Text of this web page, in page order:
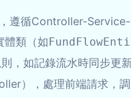
遵循Controller-Service-
體類（如
，如記錄流水時同步更
），處理前端請求，